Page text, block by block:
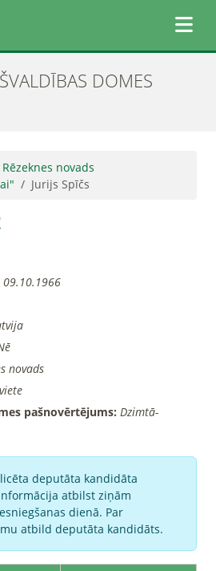
DOMES
Rēzeknes novads
Jurijs Spīčs
09.10.1966
novads
pašnovērtējums: Dzimtā-
deputāta kandidāta
atbilst ziņām
dienā. Par
atbild deputāta kandidāts.